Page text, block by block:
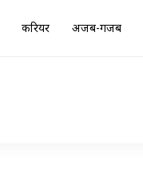
करियर अजब-गजब